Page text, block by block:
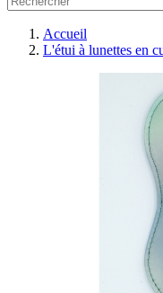
Accueil
L'étui à lunettes en